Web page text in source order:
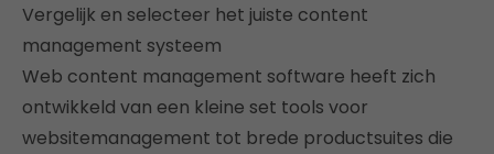
Vergelijk en selecteer het juiste content
management systeem
Web content management software heeft zich
ontwikkeld van een kleine set tools voor
websitemanagement tot brede productsuites die